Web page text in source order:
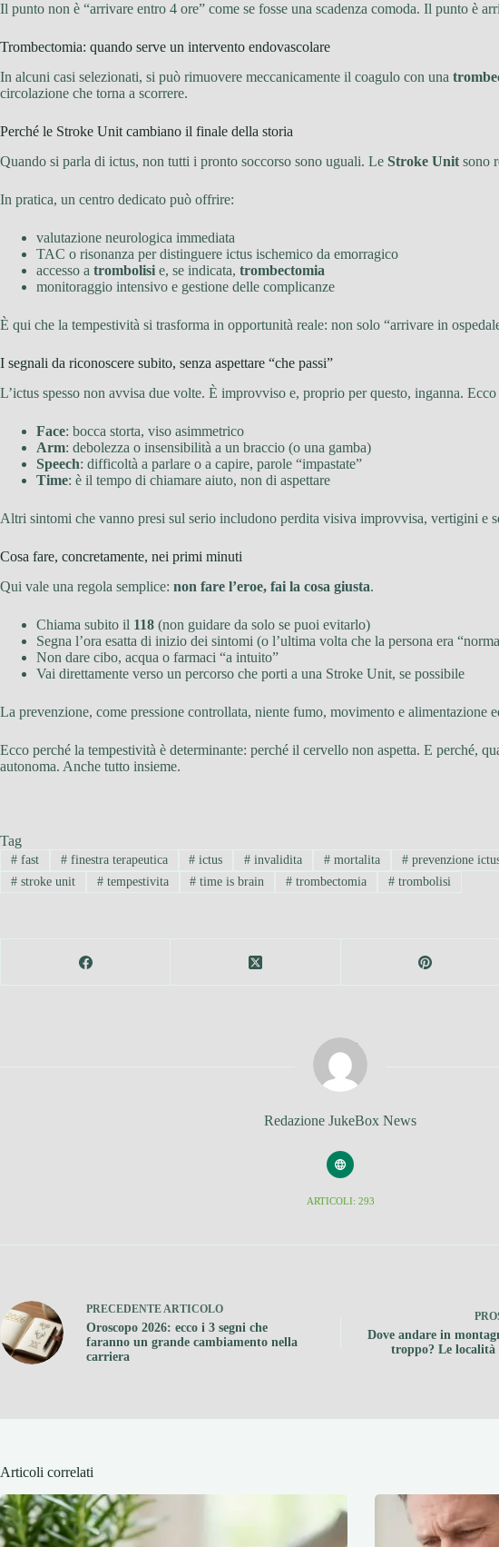
Il punto non è “arrivare entro 4 ore” come se fosse una scadenza comoda. Il punto è
Trombectomia: quando serve un intervento endovascolare
In alcuni casi selezionati, si può rimuovere meccanicamente il coagulo con una
circolazione che torna a scorrere.
Perché le Stroke Unit cambiano il finale della storia
Quando si parla di ictus, non tutti i pronto soccorso sono uguali. Le Stroke Unit sono
In pratica, un centro dedicato può offrire:
valutazione neurologica immediata
TAC o risonanza per distinguere ictus ischemico da emorragico
accesso a trombolisi e, se indicata, trombectomia
monitoraggio intensivo e gestione delle complicanze
È qui che la tempestività si trasforma in opportunità reale: non solo “arrivare in
I segnali da riconoscere subito, senza aspettare “che passi”
L’ictus spesso non avvisa due volte. È improvviso e, proprio per questo, inganna.
Face: bocca storta, viso asimmetrico
Arm: debolezza o insensibilità a un braccio (o una gamba)
Speech: difficoltà a parlare o a capire, parole “impastate”
Time: è il tempo di chiamare aiuto, non di aspettare
Altri sintomi che vanno presi sul serio includono perdita visiva improvvisa, vertigini e
Cosa fare, concretamente, nei primi minuti
Qui vale una regola semplice: non fare l’eroe, fai la cosa giusta.
Chiama subito il 118 (non guidare da solo se puoi evitarlo)
Segna l’ora esatta di inizio dei sintomi (o l’ultima volta che la persona era
Non dare cibo, acqua o farmaci “a intuito”
Vai direttamente verso un percorso che porti a una Stroke Unit, se possibile
La prevenzione, come pressione controllata, niente fumo, movimento e alimentazione
Ecco perché la tempestività è determinante: perché il cervello non aspetta. E perché,
autonoma. Anche tutto insieme.
Tag
#fast #finestra terapeutica # ictus # invalidita # mortalita #prevenzione
#stroke unit #tempestivita # time is brain # trombectomia # trombolisi
Redazione JukeBox News
ARTICOLI: 293
PRECEDENTEARTICOLO
Oroscopo 2026: ecco i 3 segni che
faranno un grande cambiamento nella
carriera
Dove andare in
troppo? Le località
Articoli correlati